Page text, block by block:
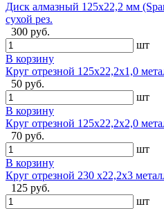
Диск алмазный 125х22,2 мм
сухой рез.
300 руб.
шт
В корзину
Круг отрезной 125х22,2х1,0
50 руб.
шт
В корзину
Круг отрезной 125х22,2х2,0
70 руб.
шт
В корзину
Круг отрезной 230 х22,2х3
125 руб.
шт